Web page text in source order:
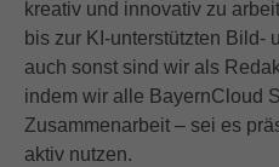
kreativ und innovativ zu
bis zur KI-unterstützten Bild-
auch sonst sind wir als
indem wir alle BayernCloud
Zusammenarbeit – sei es
aktiv nutzen.